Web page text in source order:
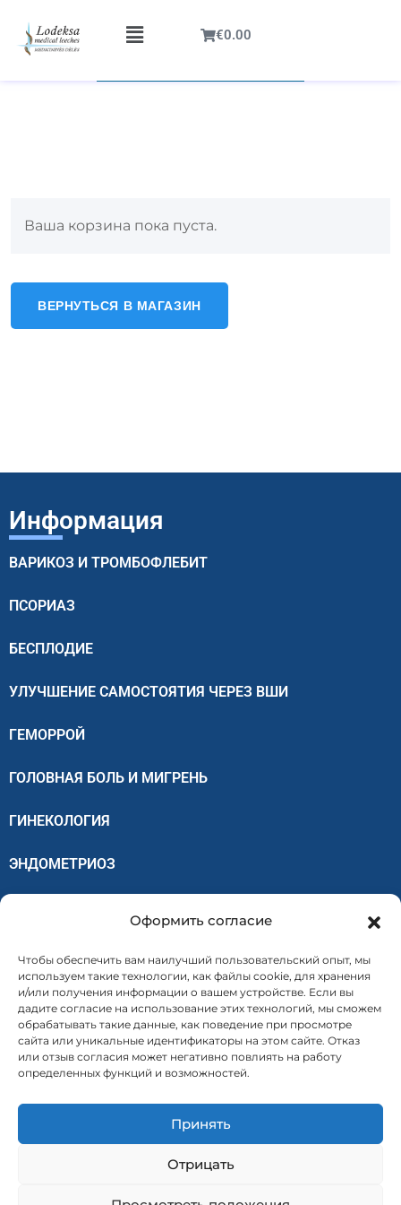
Оформить согласие
Чтобы обеспечить вам наилучший пользовательский опыт, мы
используем такие технологии, как файлы cookie, для хранения
и/или получения информации о вашем устройстве. Если вы
дадите согласие на использование этих технологий, мы сможем
обрабатывать такие данные, как поведение при просмотре
сайта или уникальные идентификаторы на этом сайте. Отказ
или отзыв согласия может негативно повлиять на работу
определенных функций и возможностей.
Принять
Отрицать
€0.00
Ваша корзина пока пуста.
ВЕРНУТЬСЯ В МАГАЗИН
Информация
ВАРИКОЗ И ТРОМБОФЛЕБИТ
ПСОРИАЗ
БЕСПЛОДИЕ
УЛУЧШЕНИЕ САМОСТОЯТИЯ ЧЕРЕЗ ВШИ
ГЕМОРРОЙ
ГОЛОВНАЯ БОЛЬ И МИГРЕНЬ
ГИНЕКОЛОГИЯ
ЭНДОМЕТРИОЗ
Меню
Дом
Политика конфиденциальности